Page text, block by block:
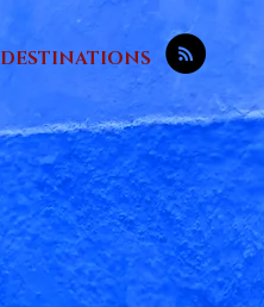
DESTINATIONS